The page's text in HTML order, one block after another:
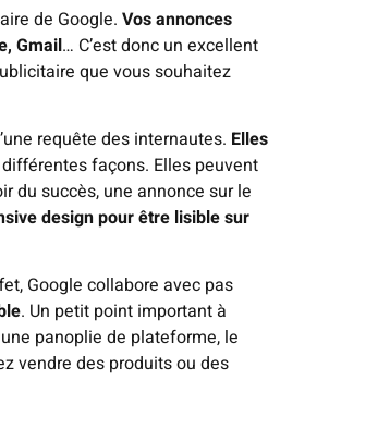
de Google. Vos annonces
Gmail… C’est donc un excellent
que vous souhaitez
requête des internautes. Elles
façons. Elles peuvent
du succès, une annonce sur le
design pour être lisible sur
Google collabore avec pas
. Un petit point important à
panoplie de plateforme, le
vendre des produits ou des